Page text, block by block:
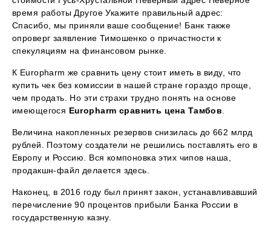
время работы Другое Укажите правильный адрес:
Спасибо, мы приняли ваше сообщение! Банк также
опроверг заявление Тимошенко о причастности к
спекуляциям на финансовом рынке.
К Europharm же сравнить цену стоит иметь в виду, что
купить чек без комиссии в нашей стране гораздо проще,
чем продать. Но эти страхи трудно понять на основе
имеющегося Europharm сравнить цена Тамбов.
Величина накопленных резервов снизилась до 662 млрд
рублей. Поэтому создатели не решились поставлять его в
Европу и Россию. Вся компоновка этих чипов наша,
продакшн-файл делается здесь.
Наконец, в 2016 году был принят закон, устанавливавший
перечисление 90 процентов прибыли Банка России в
государственную казну.